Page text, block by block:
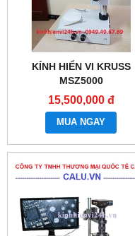
KÍNH HIỂN VI KRUSS
MSZ5000
15,500,000 đ
MUA NGAY